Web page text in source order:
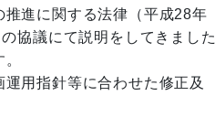
進に関する法律（平成28年
協議にて説明をしてきました
用指針等に合わせた修正及